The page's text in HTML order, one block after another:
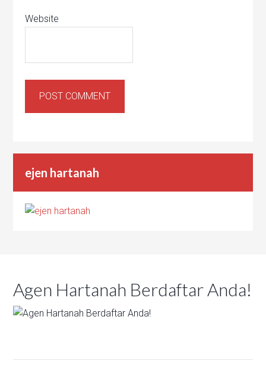
Website
ejen hartanah
Agen Hartanah Berdaftar Anda!